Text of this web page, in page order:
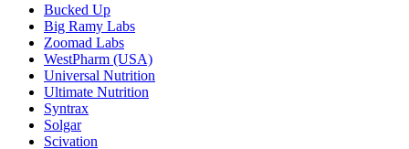
Bucked Up
Big Ramy Labs
Zoomad Labs
WestPharm (USA)
Universal Nutrition
Ultimate Nutrition
Syntrax
Solgar
Scivation